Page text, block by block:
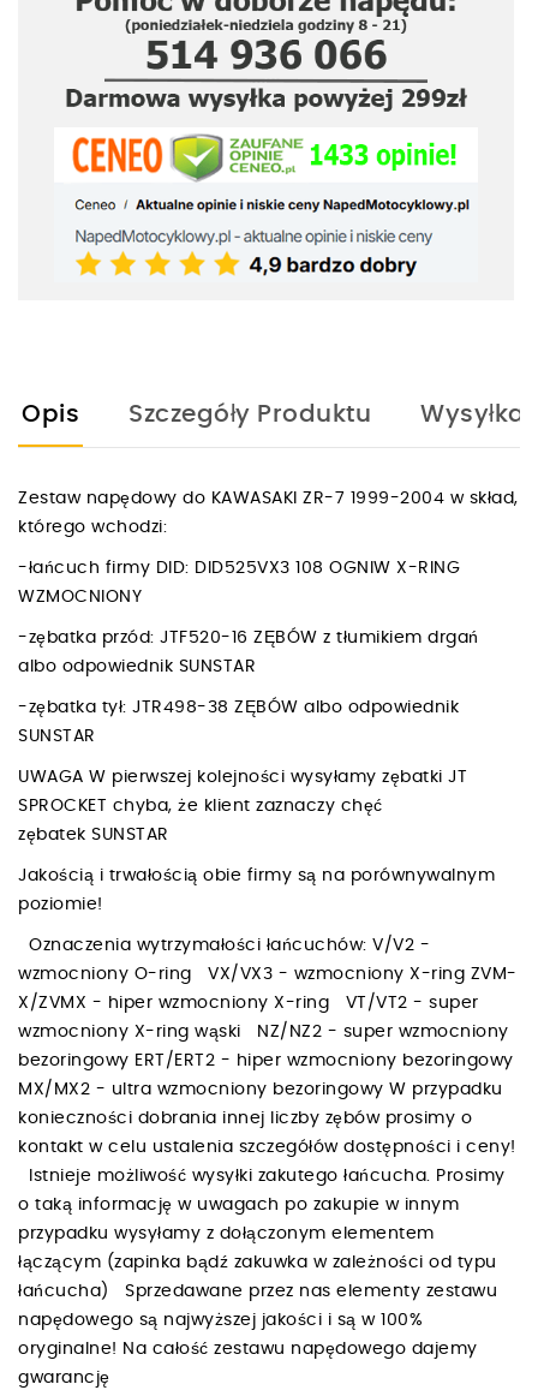
Opis Szczegóły Produktu Wysyłka
Zestaw napędowy do KAWASAKI ZR-7 1999-2004 w skład,
którego wchodzi:
-łańcuch firmy DID: DID525VX3 108 OGNIW X-RING
WZMOCNIONY
-zębatka przód: JTF520-16 ZĘBÓW z tłumikiem drgań
albo odpowiednik SUNSTAR
-zębatka tył: JTR498-38 ZĘBÓW albo odpowiednik
SUNSTAR
UWAGA W pierwszej kolejności wysyłamy zębatki JT
SPROCKET chyba, że klient zaznaczy chęć
zębatek SUNSTAR
Jakością i trwałością obie firmy są na porównywalnym
poziomie!
Oznaczenia wytrzymałości łańcuchów: V/V2 -
wzmocniony O-ring VX/VX3 - wzmocniony X-ring ZVM-
X/ZVMX - hiper wzmocniony X-ring VT/VT2 - super
wzmocniony X-ring wąski NZ/NZ2 - super wzmocniony
bezoringowy ERT/ERT2 - hiper wzmocniony bezoringowy
MX/MX2 - ultra wzmocniony bezoringowy W przypadku
konieczności dobrania innej liczby zębów prosimy o
kontakt w celu ustalenia szczegółów dostępności i ceny!
Istnieje możliwość wysyłki zakutego łańcucha. Prosimy
o taką informację w uwagach po zakupie w innym
przypadku wysyłamy z dołączonym elementem
łączącym (zapinka bądź zakuwka w zależności od typu
łańcucha) Sprzedawane przez nas elementy zestawu
napędowego są najwyższej jakości i są w 100%
oryginalne! Na całość zestawu napędowego dajemy
gwarancję